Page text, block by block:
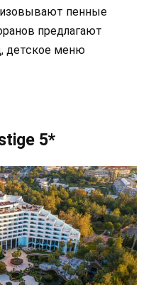
пенные
предлагают
детское меню
5*